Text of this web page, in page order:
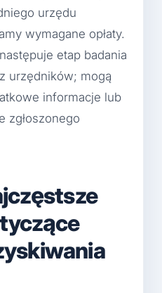
urzędu
wymagane opłaty.
etap badania
urzędników; mogą
informacje lub
zgłoszonego